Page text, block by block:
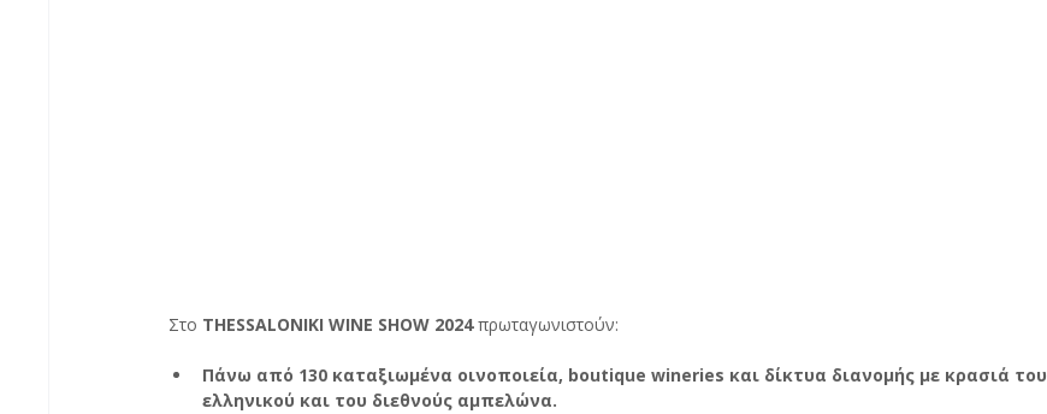
Στο THESSALONIKI WINE SHOW 2024 πρωταγωνιστούν:
Πάνω από 130 καταξιωμένα οινοποιεία, boutique wineries και δίκτυα διανομής με κρασιά του
ελληνικού και του διεθνούς αμπελώνα.